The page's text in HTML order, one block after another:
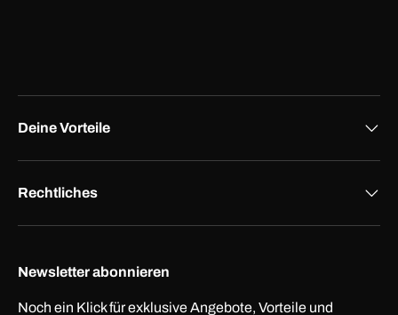
Deine Vorteile
Rechtliches
Newsletter abonnieren
Noch ein Klick für exklusive Angebote, Vorteile und